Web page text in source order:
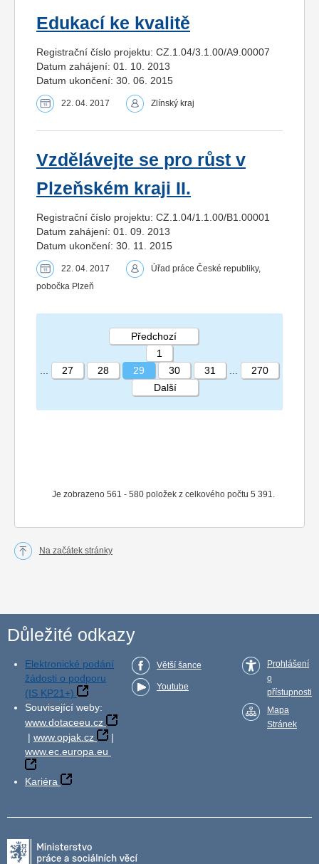
Edukací ke kvalitě
Registrační číslo projektu: CZ.1.04/3.1.00/A9.00007
Datum zahájení: 01. 10. 2013
Datum ukončení: 30. 06. 2015
22. 04. 2017 Zlínský kraj
Vzdělávejte se pro růst v
Plzeňském kraji II.
Registrační číslo projektu: CZ.1.04/1.1.00/B1.00001
Datum zahájení: 01. 09. 2013
Datum ukončení: 30. 11. 2015
22. 04. 2017
Úřad práce České republiky,
pobočka Plzeň
STRÁNKA 29 270
Je zobrazeno 561 - 580 položek z celkového počtu 5 391.
Předchozí
1
27 28 29 30 31
270
Další
Na začátek stránky
Důležité odkazy
Elektronické podání
žádosti o podporu
(IS KP21+)
Související weby:
www.dotaceeu.cz
| www.opjak.cz
|
www.ec.europa.eu
Kariéra
Větší šance
Youtube
Prohlášení
o
přístupnosti
Mapa
Stránek